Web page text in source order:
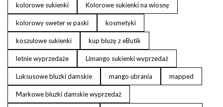
kolorowe sukienki Kolorowe sukienki na wiosnę
kolorowy sweter w paski kosmetyki
koszulowe sukienki kup bluzę z eButik
letnie wyprzedaże Limango sukienki wyprzedaż
Luksusowe bluzki damskie mango ubrania mapped
Markowe bluzki damskie wyprzedaż